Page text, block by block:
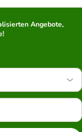
Angebote,